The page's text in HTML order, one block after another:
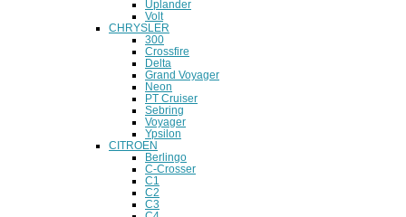
Uplander
Volt
CHRYSLER
300
Crossfire
Delta
Grand Voyager
Neon
PT Cruiser
Sebring
Voyager
Ypsilon
CITROEN
Berlingo
C-Crosser
C1
C2
C3